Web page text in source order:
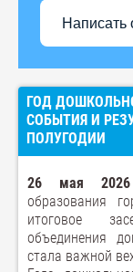
Написать
ГОД
СОБЫТИЯ И
ПОЛУГОДИИ
26 мая 2026
образования
итоговое
объединения
стала важной